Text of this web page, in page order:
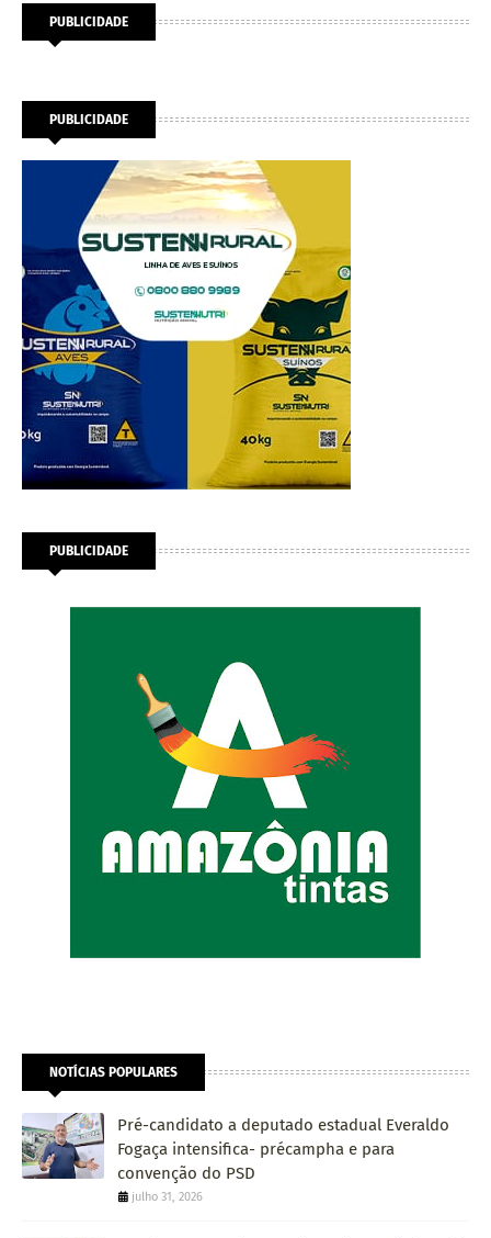
PUBLICIDADE
PUBLICIDADE
PUBLICIDADE
NOTÍCIAS POPULARES
Pré-candidato a deputado estadual Everaldo
Fogaça intensifica- précampha e para
convenção do PSD
julho 31, 2026